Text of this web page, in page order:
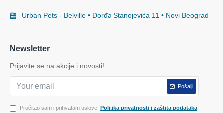
Urban Pets - Belville • Đorđa Stanojevića 11 • Novi Beograd
Newsletter
Prijavite se na akcije i novosti!
Pošalji
Pročitao sam i prihvatam uslove Politika privatnosti i zaštita podataka